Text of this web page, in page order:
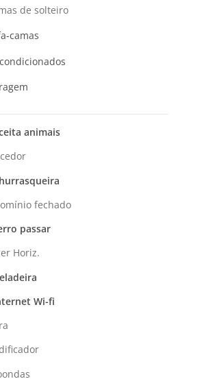
de solteiro
camas
animais
fechado
passar
Horiz.
Wi-fi